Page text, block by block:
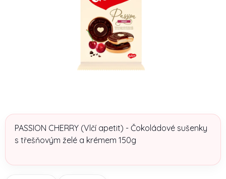
PASSION CHERRY (Vlčí apetit) - Čokoládové sušenky
s třešňovým želé a krémem 150g